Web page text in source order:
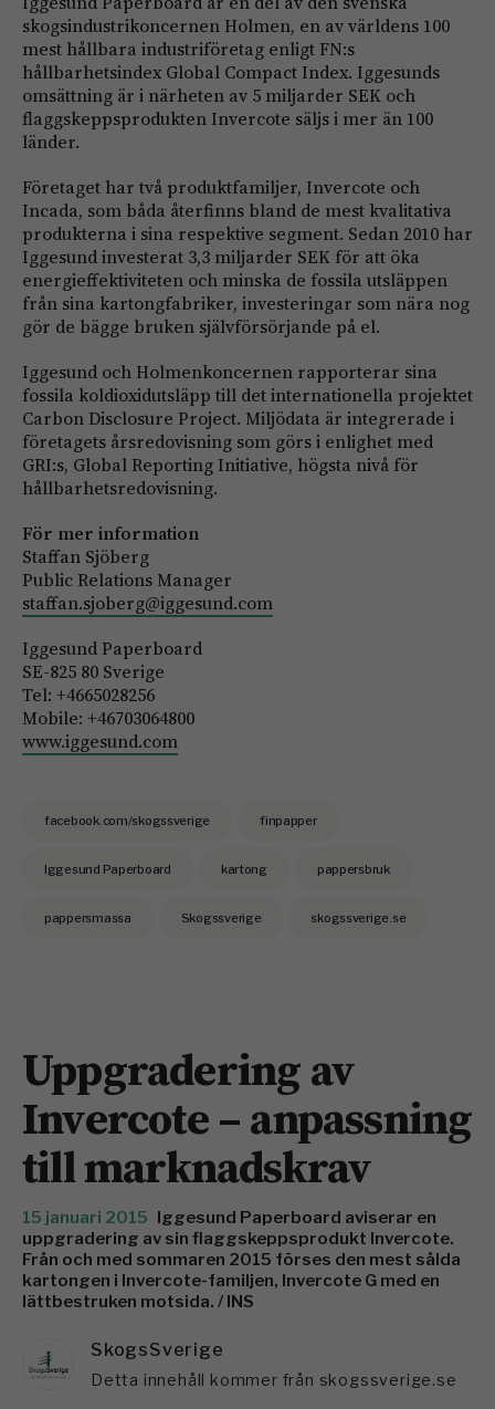
skogsindustrikoncernen Holmen, en av världens 100
mest hållbara industriföretag enligt FN:s
hållbarhetsindex Global Compact Index. Iggesunds
omsättning är i närheten av 5 miljarder SEK och
flaggskeppsprodukten Invercote säljs i mer än 100
länder.
Företaget har två produktfamiljer, Invercote och
Incada, som båda återfinns bland de mest kvalitativa
produkterna i sina respektive segment. Sedan 2010 har
Iggesund investerat 3,3 miljarder SEK för att öka
energieffektiviteten och minska de fossila utsläppen
från sina kartongfabriker, investeringar som nära nog
gör de bägge bruken självförsörjande på el.
Iggesund och Holmenkoncernen rapporterar sina
fossila koldioxidutsläpp till det internationella projektet
Carbon Disclosure Project. Miljödata är integrerade i
företagets årsredovisning som görs i enlighet med
GRI:s, Global Reporting Initiative, högsta nivå för
hållbarhetsredovisning.
För mer information
Staffan Sjöberg
Public Relations Manager
staffan.sjoberg@iggesund.com
Iggesund Paperboard
SE-825 80 Sverige
Tel: +4665028256
Mobile: +46703064800
www.iggesund.com
facebook.com/skogssverige finpapper
Iggesund Paperboard kartong pappersbruk
pappersmassa Skogssverige skogssverige.se
Uppgradering av
Invercote – anpassning
till marknadskrav
15 januari 2015 Iggesund Paperboard aviserar en
uppgradering av sin flaggskeppsprodukt Invercote.
Från och med sommaren 2015 förses den mest sålda
kartongen i Invercote-familjen, Invercote G med en
lättbestruken motsida. / INS
SkogsSverige
Detta innehåll kommer från skogssverige.se